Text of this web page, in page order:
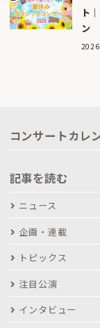
ト
ン
コンサートカレ
記事を読む
ニュース
企画・連載
トピックス
注目公演
インタビュー